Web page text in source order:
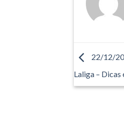
22/12/
Laliga –